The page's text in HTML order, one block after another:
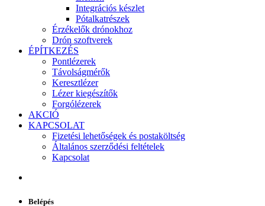
Integrációs készlet
Pótalkatrészek
Érzékelők drónokhoz
Drón szoftverek
ÉPÍTKEZÉS
Pontlézerek
Távolságmérők
Keresztlézer
Lézer kiegészítők
Forgólézerek
AKCIÓ
KAPCSOLAT
Fizetési lehetőségek és postaköltség
Általános szerződési feltételek
Kapcsolat
Belépés